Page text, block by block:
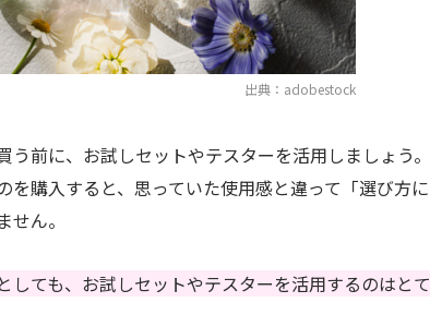
出典：adobestock
前に、お試しセットやテスターを活用しましょう。
を購入すると、思っていた使用感と違って「選び方に
ん。
しても、お試しセットやテスターを活用するのはとて